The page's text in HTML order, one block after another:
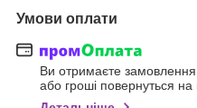
Умови оплати
Ви отримаєте замовлення
або гроші повернуться на